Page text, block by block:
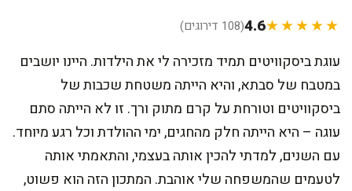
★★★★★
4.6(108 דירוגים)
עוגת ביסקוויטים תמיד מזכירה לי את הילדות. היינו יושבים
במטבח של סבתא, והיא הייתה משטחת שכבות של
ביסקוויטים וטורחת על קרם מתוק ורך. זו לא הייתה סתם
עוגה – היא הייתה חלק מהחגים, ימי ההולדת וכל רגע מיוחד.
עם השנים, למדתי להכין אותה בעצמי, והתאמתי אותה
לטעמים שהמשפחה שלי אוהבת. המתכון הזה הוא פשוט,